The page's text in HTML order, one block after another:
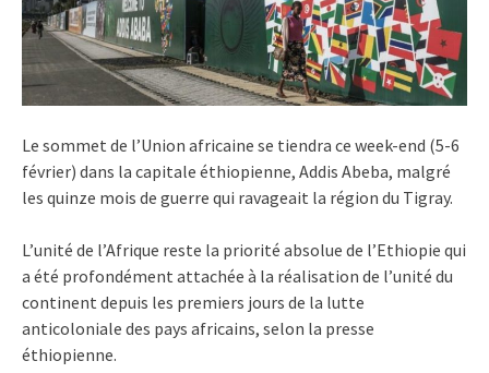
Le sommet de l’Union africaine se tiendra ce week-end (5-6
février) dans la capitale éthiopienne, Addis Abeba, malgré
les quinze mois de guerre qui ravageait la région du Tigray.
L’unité de l’Afrique reste la priorité absolue de l’Ethiopie qui
a été profondément attachée à la réalisation de l’unité du
continent depuis les premiers jours de la lutte
anticoloniale des pays africains, selon la presse
éthiopienne.